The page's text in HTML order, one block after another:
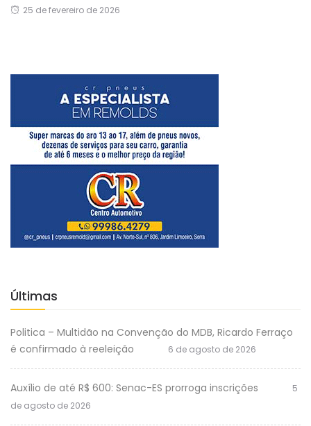
25 de fevereiro de 2026
Últimas
Politica – Multidão na Convenção do MDB, Ricardo Ferraço
é confirmado à reeleição
6 de agosto de 2026
Auxílio de até R$ 600: Senac-ES prorroga inscrições
5
de agosto de 2026